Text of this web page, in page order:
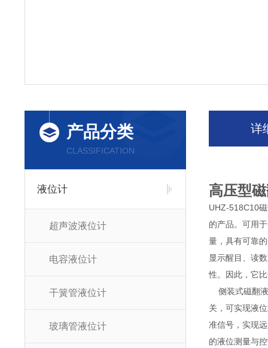
产品分类
CLASSIFICATION
液位计
超声波液位计
电容液位计
干簧管液位计
玻璃管液位计
详
高压型
UHZ-518C10
的产品。可用
量，具有可靠
显示醒目、读
性。因此，它
侧装式磁翻液
关，可实现液
准信号，实现
的液位测量与